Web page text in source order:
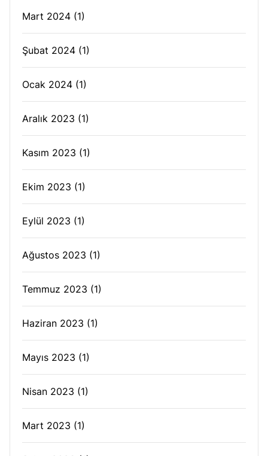
Mart 2024 (1)
Şubat 2024 (1)
Ocak 2024 (1)
Aralık 2023 (1)
Kasım 2023 (1)
Ekim 2023 (1)
Eylül 2023 (1)
Ağustos 2023 (1)
Temmuz 2023 (1)
Haziran 2023 (1)
Mayıs 2023 (1)
Nisan 2023 (1)
Mart 2023 (1)